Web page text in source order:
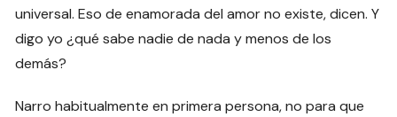
universal. Eso de enamorada del amor no existe, dicen. Y
digo yo ¿qué sabe nadie de nada y menos de los
demás?
Narro habitualmente en primera persona, no para que